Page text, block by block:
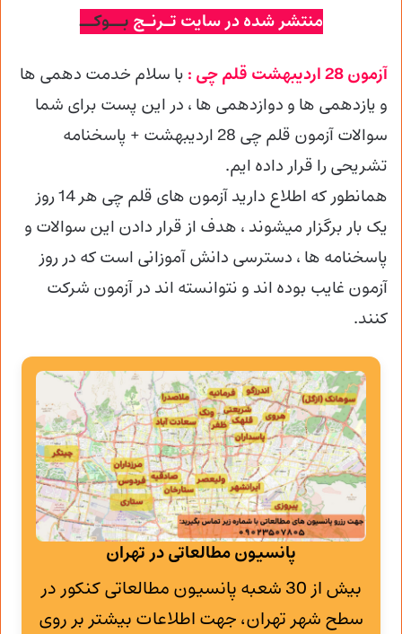
منتشر شده در سایت تـرنـج بــوکــ
آزمون 28 اردیبهشت قلم چی :
با سلام خدمت دهمی ها
و یازدهمی ها و دوازدهمی ها ، در این پست برای شما
سوالات آزمون قلم چی 28 اردیبهشت + پاسخنامه
تشریحی را قرار داده ایم.
همانطور که اطلاع دارید آزمون های قلم چی هر 14 روز
یک بار برگزار میشوند ، هدف از قرار دادن این سوالات و
پاسخنامه ها ، دسترسی دانش آموزانی است که در روز
آزمون غایب بوده اند و نتوانسته اند در آزمون شرکت
کنند.
پانسیون مطالعاتی در تهران
بیش از 30 شعبه پانسیون مطالعاتی کنکور در
سطح شهر تهران، جهت اطلاعات بیشتر بر روی